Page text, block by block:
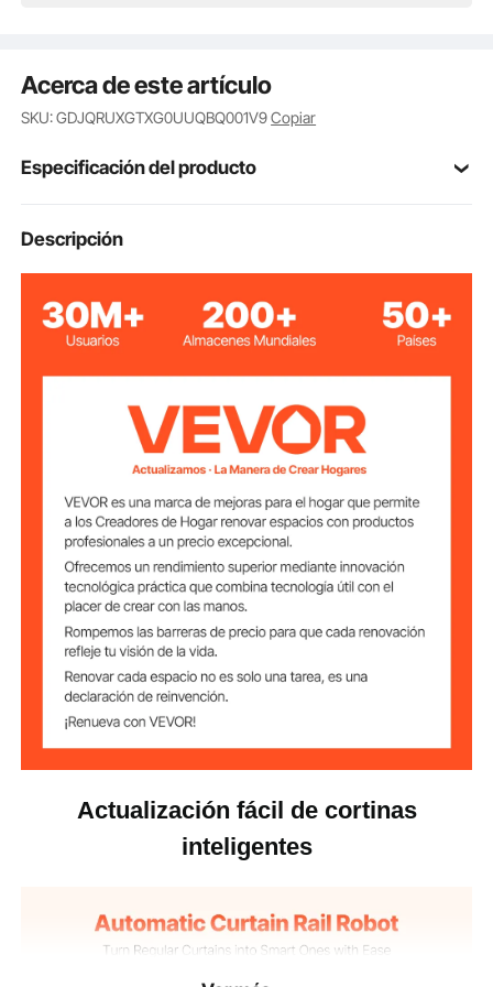
Acerca de este artículo
SKU: GDJQRUXGTXG0UUQBQ001V9Copiar
Especificación del producto
Número de
modelo del
Voltaje nominal CC 7,2 V
Potencia 8 W
riel en forma de U y en forma
de I
Capacidad de la
batería/celda
2000 mAh
Cantidad de
batería
2
Alcance del
control remoto
32,8 pies / 10 m
Peso máximo de
cortina por unidad
35 lbs / 16 kg
Material ABS
Peso del producto 1,2 libras / 0,56 kg
Descripción
Actualización fácil de cortinas
inteligentes